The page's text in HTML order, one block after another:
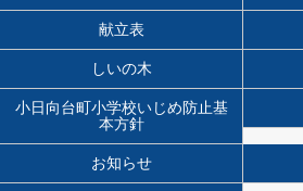
献立表
しいの木
小日向台町小学校いじめ防止基
本方針
お知らせ